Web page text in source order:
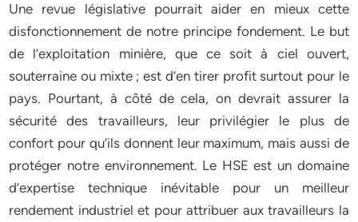
Une revue législative pourrait aider en mieux cette
disfonctionnement de notre principe fondement. Le but
de l’exploitation minière, que ce soit à ciel ouvert,
souterraine ou mixte ; est d’en tirer profit surtout pour le
pays. Pourtant, à côté de cela, on devrait assurer la
sécurité des travailleurs, leur privilégier le plus de
confort pour qu’ils donnent leur maximum, mais aussi de
protéger notre environnement. Le HSE est un domaine
d’expertise technique inévitable pour un meilleur
rendement industriel et pour attribuer aux travailleurs la